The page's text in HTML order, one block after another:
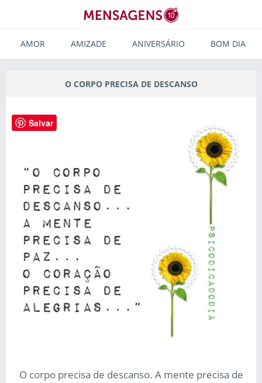
AMOR AMIZADE ANIVERSÁRIO BOM DIA
O CORPO PRECISA DE DESCANSO
O corpo precisa de descanso. A mente precisa de
Salvar